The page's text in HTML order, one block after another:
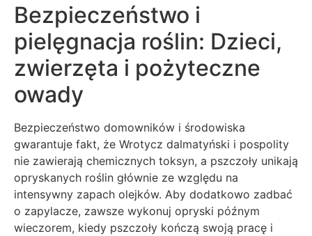
Bezpieczeństwo i
pielęgnacja roślin: Dzieci,
zwierzęta i pożyteczne
owady
Bezpieczeństwo domowników i środowiska
gwarantuje fakt, że Wrotycz dalmatyński i pospolity
nie zawierają chemicznych toksyn, a pszczoły unikają
opryskanych roślin głównie ze względu na
intensywny zapach olejków. Aby dodatkowo zadbać
o zapylacze, zawsze wykonuj opryski późnym
wieczorem, kiedy pszczoły kończą swoją pracę i